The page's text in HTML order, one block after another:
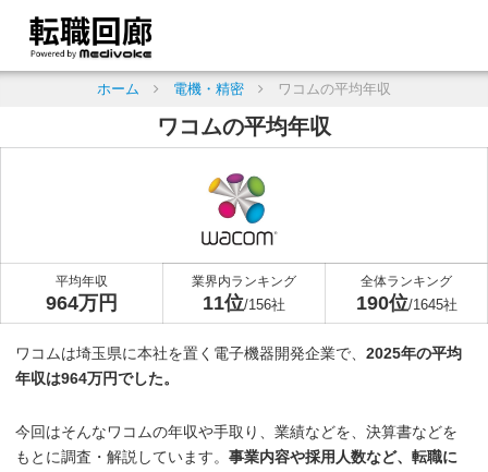
ホーム 電機・精密 ワコムの平均年収
ワコムの平均年収
平均年収
964万円
業界内ランキング
11位/156社
全体ランキング
190位/1645社
ワコムは埼玉県に本社を置く電子機器開発企業で、2025年の平均
年収は964万円でした。
今回はそんなワコムの年収や手取り、業績などを、決算書などを
もとに調査・解説しています。事業内容や採用人数など、転職に